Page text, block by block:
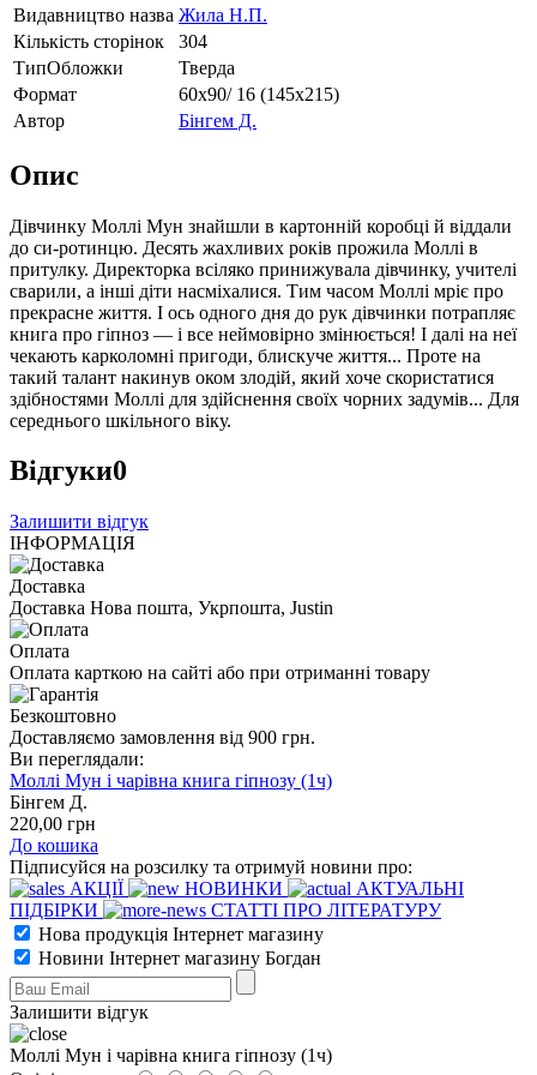
Видавництво назва Жила Н.П.
Кількість сторінок
304
ТипОбложки
Тверда
Формат
60х90/ 16 (145х215)
Автор
Бінгем Д.
Опис
Дівчинку Моллі Мун знайшли в картонній коробці й віддали
до си-ротинцю. Десять жахливих років прожила Моллі в
притулку. Директорка всіляко принижувала дівчинку, учителі
сварили, а інші діти насміхалися. Тим часом Моллі мріє про
прекрасне життя. І ось одного дня до рук дівчинки потрапляє
книга про гіпноз — і все неймовірно змінюється! І далі на неї
чекають карколомні пригоди, блискуче життя... Проте на
такий талант накинув оком злодій, який хоче скористатися
здібностями Моллі для здійснення своїх чорних задумів... Для
середнього шкільного віку.
Відгуки0
Залишити відгук
ІНФОРМАЦІЯ
Доставка
Доставка Нова пошта, Укрпошта, Justin
Оплата
Оплата карткою на сайті або при отриманні товару
Безкоштовно
Доставляємо замовлення від 900 грн.
Ви переглядали:
Моллі Мун і чарівна книга гіпнозу (1ч)
Бінгем Д.
220,00 грн
До кошика
Підписуйся на розсилку та отримуй новини про:
АКЦІЇ
НОВИНКИ
АКТУАЛЬНІ
ПІДБІРКИ
СТАТТІ ПРО ЛІТЕРАТУРУ
Нова продукція Інтернет магазину
Новини Інтернет магазину Богдан
Залишити відгук
Моллі Мун і чарівна книга гіпнозу (1ч)